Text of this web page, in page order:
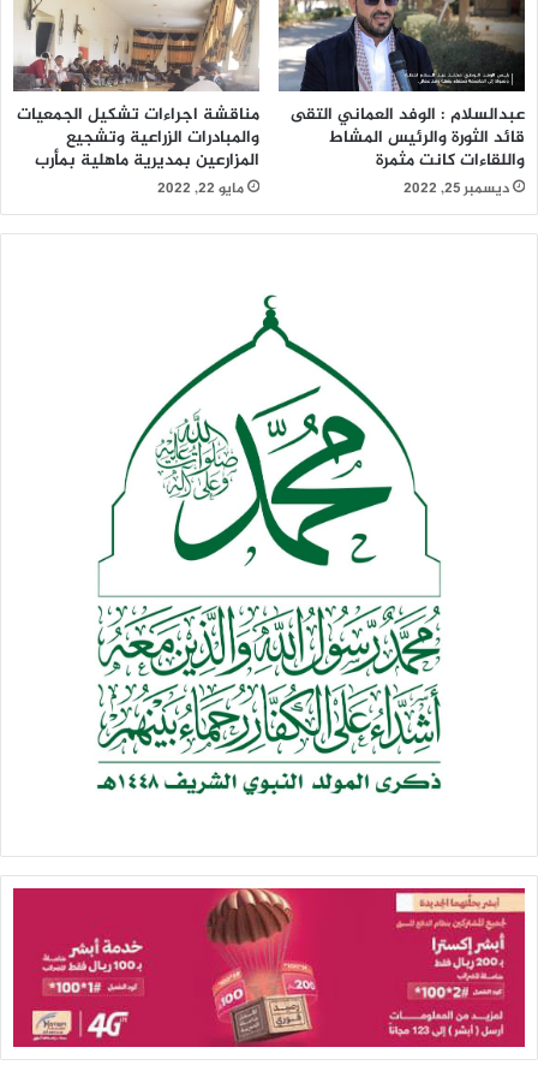
عبدالسلام : الوفد العماني التقى
قائد الثورة والرئيس المشاط
واللقاءات كانت مثمرة
ديسمبر 25, 2022
مناقشة اجراءات تشكيل الجمعيات
والمبادرات الزراعية وتشجيع
المزارعين بمديرية ماهلية بمأرب
مايو 22, 2022